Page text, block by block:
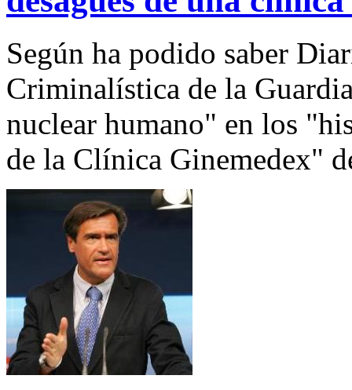
Según ha podido saber
Criminalística de la
nuclear humano" en los
de la Clínica Ginemedex"